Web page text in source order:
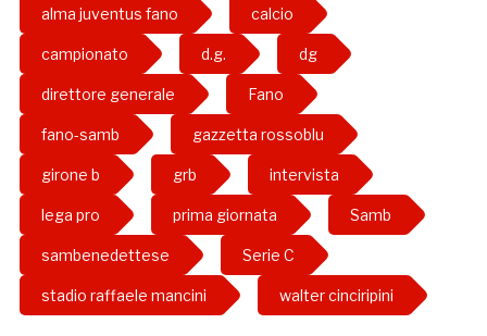
alma juventus fano calcio
campionato d.g. dg
direttore generale Fano
fano-samb gazzetta rossoblu
girone b grb intervista
lega pro prima giornata Samb
sambenedettese Serie C
stadio raffaele mancini walter cinciripini